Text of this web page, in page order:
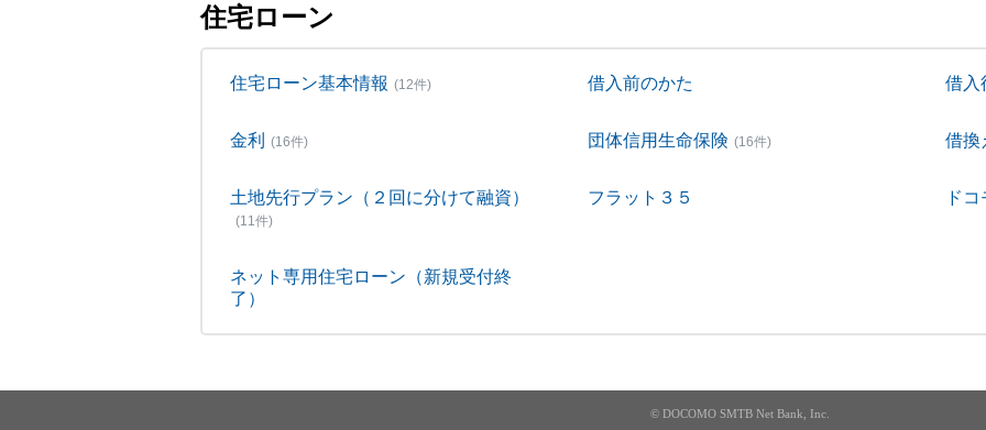
住宅ローン
住宅ローン基本情報 (12件) 借入前のかた 借入
金利 (16件) 団体信用生命保険 (16件) 借換
土地先行プラン（２回に分けて融資）
(11件)
フラット３５ ドコ
ネット専用住宅ローン（新規受付終
了）
© DOCOMO SMTB Net Bank, Inc.